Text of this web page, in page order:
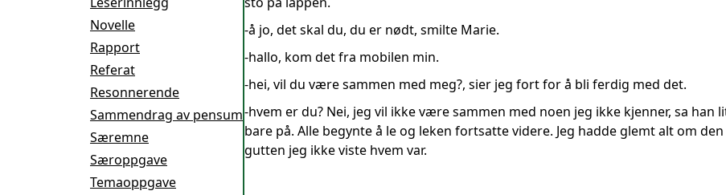
Novelle
Rapport
Referat
Resonnerende
Sammendrag av pensum
Særemne
Særoppgave
Temaoppgave
-å jo, det skal du, du er nødt, smilte Marie.
-hallo, kom det fra mobilen min.
-hei, vil du være sammen med meg?, sier jeg fort for å bli ferdig med det.
-hvem er du? Nei, jeg vil ikke være sammen med noen jeg ikke kjenner, sa
bare på. Alle begynte å le og leken fortsatte videre. Jeg hadde glemt alt om
gutten jeg ikke viste hvem var.